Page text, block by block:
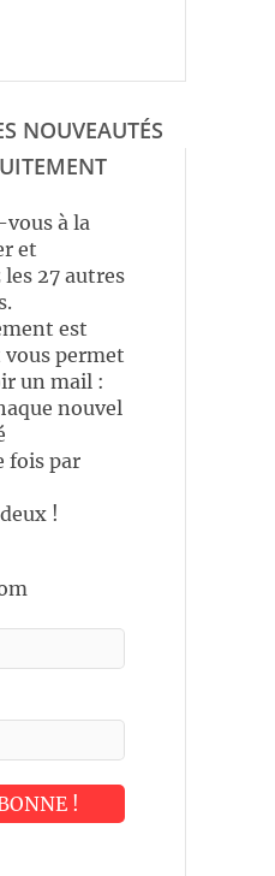
NOUVEAUTÉS
à la
et
27 autres
est
permet
un mail :
nouvel
fois par
!